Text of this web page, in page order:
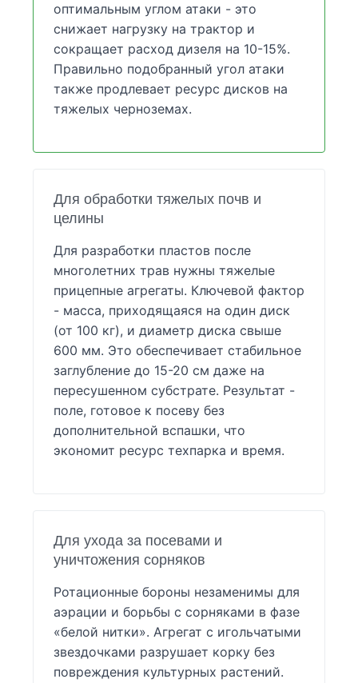
оптимальным углом атаки - это
снижает нагрузку на трактор и
сокращает расход дизеля на 10-15%.
Правильно подобранный угол атаки
также продлевает ресурс дисков на
тяжелых черноземах.
Для обработки тяжелых почв и
целины
Для разработки пластов после
многолетних трав нужны тяжелые
прицепные агрегаты. Ключевой фактор
- масса, приходящаяся на один диск
(от 100 кг), и диаметр диска свыше
600 мм. Это обеспечивает стабильное
заглубление до 15-20 см даже на
пересушенном субстрате. Результат -
поле, готовое к посеву без
дополнительной вспашки, что
экономит ресурс техпарка и время.
Для ухода за посевами и
уничтожения сорняков
Ротационные бороны незаменимы для
аэрации и борьбы с сорняками в фазе
«белой нитки». Агрегат с игольчатыми
звездочками разрушает корку без
повреждения культурных растений.